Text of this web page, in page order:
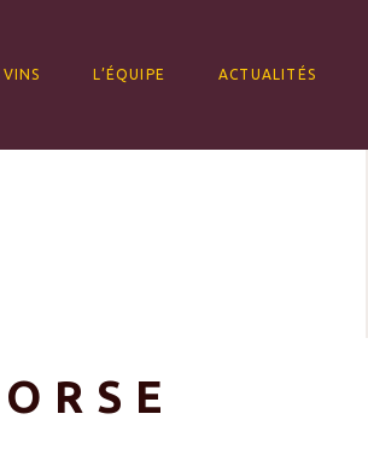
VINS L’ÉQUIPE ACTUALITÉS